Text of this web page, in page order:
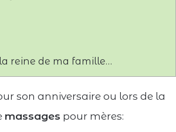
reine de ma famille…
son anniversaire ou lors de la
massages pour mères: